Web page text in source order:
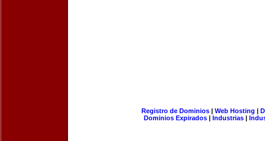
Registro de Dominios| Web Hosting |
Dominios Expirados | Industrias |